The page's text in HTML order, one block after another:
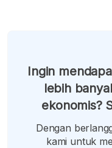
Ingin
lebih
ekonomis?
Dengan
kami untuk